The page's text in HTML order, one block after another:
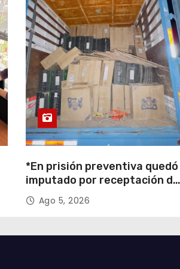
*En prisión preventiva quedó
imputado por receptación de
cigarrillos avaluados en
$1.600 millones*
Ago 5, 2026